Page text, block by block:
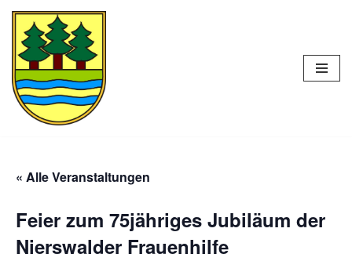
Zum
Inhalt
springen
« Alle Veranstaltungen
Feier zum 75jähriges Jubiläum der
Nierswalder Frauenhilfe